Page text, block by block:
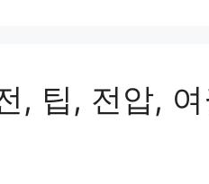
, 팁, 전압, 여